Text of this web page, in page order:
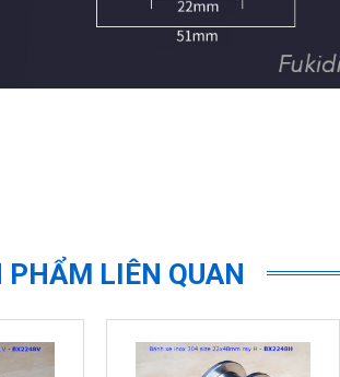
PHẨM LIÊN QUAN